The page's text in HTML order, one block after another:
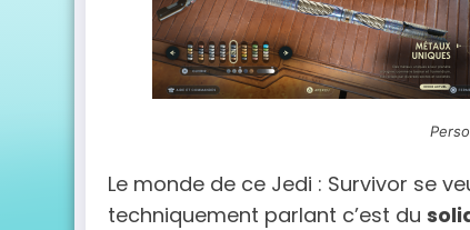
Le monde de ce Jedi : Survivor se
techniquement parlant c’est du